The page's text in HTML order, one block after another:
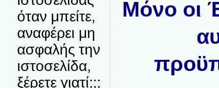
όταν μπείτε,
αναφέρει μη
ασφαλής την
ιστοσελίδα,
ξέρετε γιατί;;;
Μόνο οι